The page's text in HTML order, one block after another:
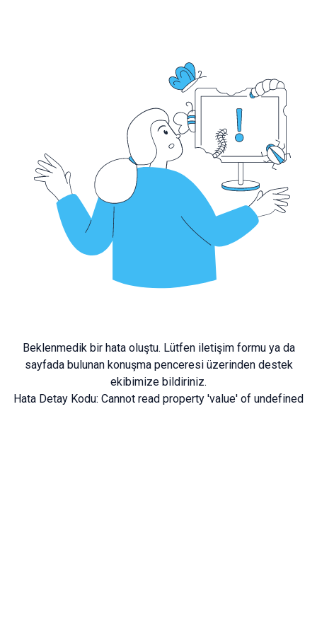
Beklenmedik bir hata oluştu. Lütfen iletişim formu ya da
sayfada bulunan konuşma penceresi üzerinden destek
ekibimize bildiriniz.
Hata Detay Kodu: Cannot read property 'value' of undefined